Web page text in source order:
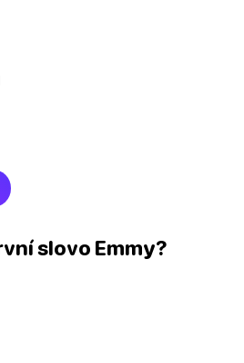
slovo Emmy?